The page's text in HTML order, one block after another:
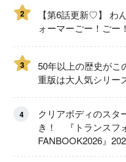
2
【第6話更新♡】 わ
ォーマーごー！ごー
3
50年以上の歴史が
重版は大人気シリー
4
クリアボディのスタ
き！ 『トランスフ
FANBOOK2026』